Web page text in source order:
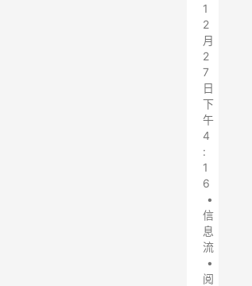
1
2
月
2
7
日
下
午
4
:
1
6
•
信
息
流
•
阅